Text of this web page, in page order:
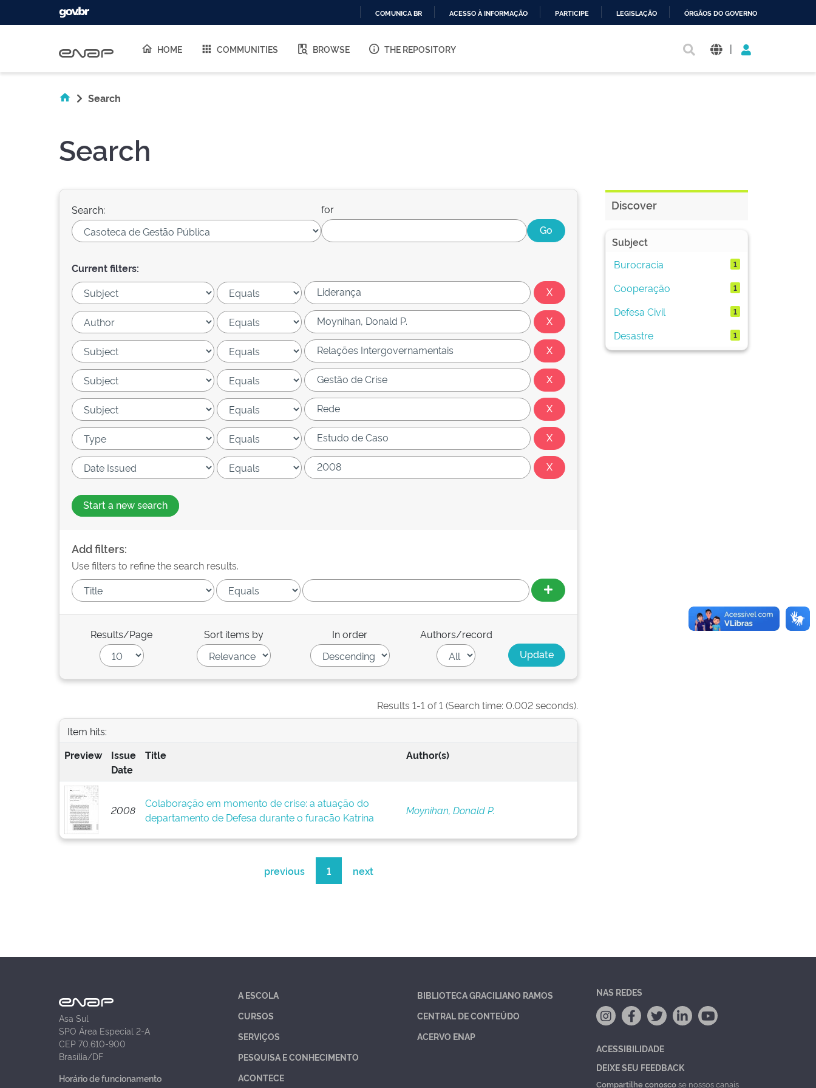
O
COMUNICA BR ACESSO À INFORMAÇÃO PARTICIPE LEGISLAÇÃO ÓRGÃOS DO GOVERNO
HOME COMMUNITIES BROWSE THE REPOSITORY |
Search
Search
Search: for
Current filters:
Start a new search
Add filters:
Use filters to refine the search results.
Results/Page Sort items by In order Authors/record
Results 1-1 of 1 (Search time: 0.002 seconds).
Item hits:
Preview
Issue
Date
Title Author(s)
2008
Colaboração em momento de crise: a atuação do
departamento de Defesa durante o furacão Katrina
Moynihan, Donald P.
previous 1 next
Discover
Subject
Burocracia
1
Cooperação 1
Defesa Civil 1
Desastre 1
Asa Sul
SPO Área Especial 2-A
CEP 70.610-900
Brasília/DF
Horário de funcionamento
A ESCOLA
CURSOS
SERVIÇOS
PESQUISA E CONHECIMENTO
ACONTECE
BIBLIOTECA GRACILIANO RAMOS
CENTRAL DE CONTEÚDO
ACERVO ENAP
NAS REDES
ACESSIBILIDADE
DEIXE SEU FEEDBACK
Compartilhe conoscose nossos canais